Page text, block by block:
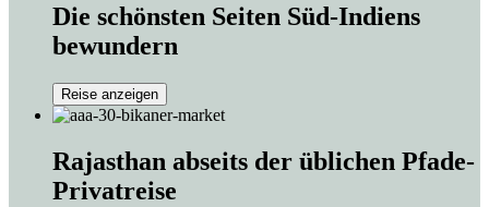
Die schönsten Seiten Süd-Indiens
bewundern
Reise anzeigen
Rajasthan abseits der üblichen Pfade-
Privatreise